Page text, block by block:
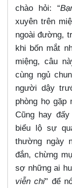
chào hỏi: “
xuyên trên
ngoài đường,
khi bốn mắt
miệng, câu
cùng ngủ
người dậy
phòng họ gặp
Cũng hay
biểu lộ sự
thường ngày
đắn, chừng
sợ những ai
viễn chi" để